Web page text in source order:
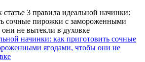
начинки: как приготовить сочные
ягодами, чтобы они не